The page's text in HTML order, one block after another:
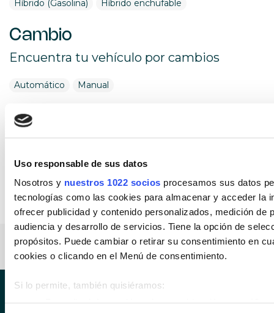
Uso responsable de sus datos
Nosotros y nuestros 1022 socios procesamos sus datos
tecnologías como las cookies para almacenar y acceder la
ofrecer publicidad y contenido personalizados, medición de
audiencia y desarrollo de servicios. Tiene la opción de
propósitos. Puede cambiar o retirar su consentimiento en
cookies o clicando en el Menú de consentimiento.
Si lo permite, también quisiéramos:
Híbrido (Gasolina)
Híbrido enchufable
Cambio
Encuentra tu vehículo por cambios
Automático Manual
Estado de vehículo
Encuentra tu vehículo entre nuestros
estados de vehículos
Km 0 Nuevo Ocasión
BMW Serie 7 Modelo M